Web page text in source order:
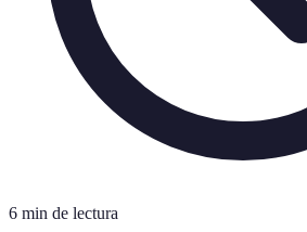
6 min de lectura